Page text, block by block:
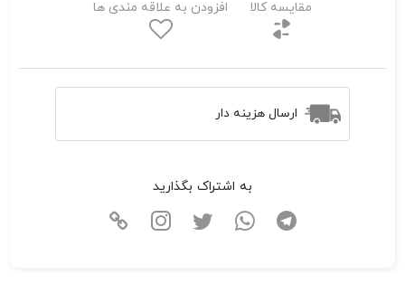
مقایسه کالا افزودن به علاقه مندی ها
ارسال هزینه دار
به اشتراک بگذارید